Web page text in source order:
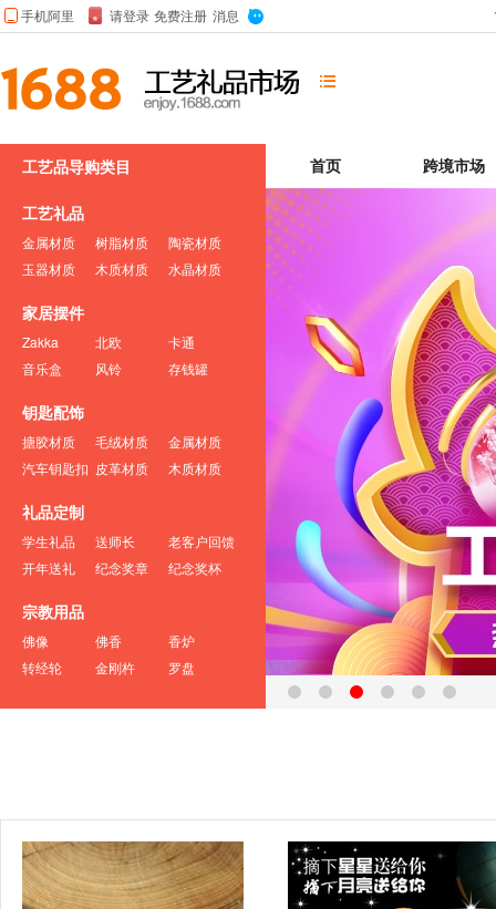

首页 跨境市场
工艺品导购类目
工艺礼品
金属材质 树脂材质
陶瓷材质
玉器材质
木质材质 水晶材质
家居摆件
Zakka 北欧
卡通
音乐盒
风铃 存钱罐
钥匙配饰
搪胶材质 毛绒材质
金属材质
汽车钥匙扣 皮革材质 木质材质
礼品定制
学生礼品 送师长
老客户回馈
开年送礼
纪念奖章 纪念奖杯
宗教用品
佛像 佛香
香炉
转经轮
金刚杵 罗盘